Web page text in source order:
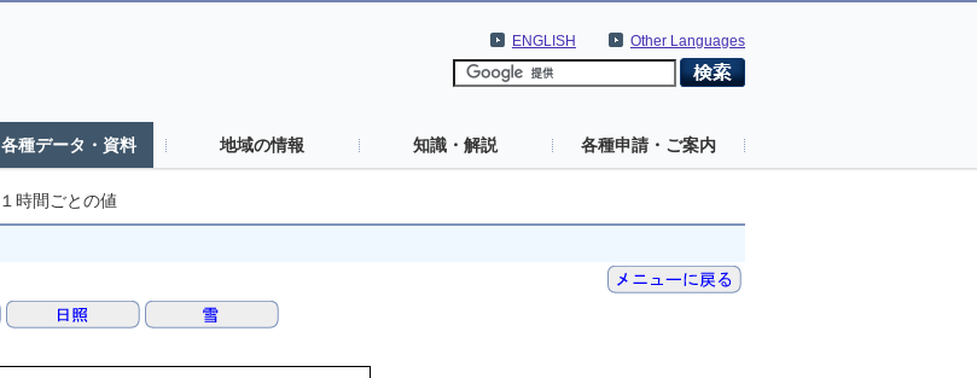
Other Languages
ENGLISH
各種データ・資料 地域の情報 知識・解説 各種申請・ご案内
１時間ごとの値